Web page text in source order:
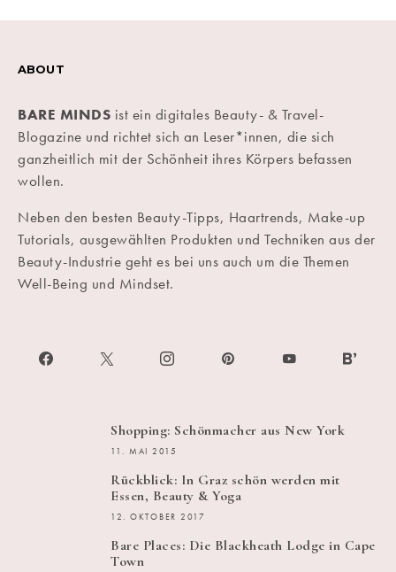
ABOUT
BARE MINDS ist ein digitales Beauty- & Travel-
Blogazine und richtet sich an Leser*innen, die sich
ganzheitlich mit der Schönheit ihres Körpers befassen
wollen.
Neben den besten Beauty-Tipps, Haartrends, Make-up
Tutorials, ausgewählten Produkten und Techniken aus der
Beauty-Industrie geht es bei uns auch um die Themen
Well-Being und Mindset.
Shopping: Schönmacher aus New York
11. MAI 2015
Rückblick: In Graz schön werden mit
Essen, Beauty & Yoga
12. OKTOBER 2017
Bare Places: Die Blackheath Lodge in Cape
Town